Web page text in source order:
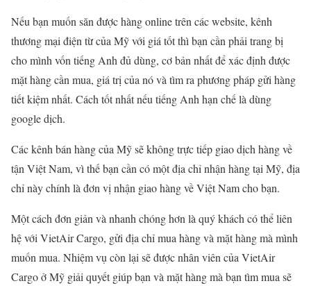
Nếu bạn muốn săn được hàng online trên các website, kênh
thương mại điện từ của Mỹ với giá tốt thì bạn cần phải trang bị
cho mình vốn tiếng Anh đủ dùng, cơ bản nhất để xác định được
mặt hàng cần mua, giá trị của nó và tìm ra phương pháp gửi hàng
tiết kiệm nhất. Cách tốt nhất nếu tiếng Anh hạn chế là dùng
google dịch.
Các kênh bán hàng của Mỹ sẽ không trực tiếp giao dịch hàng về
tận Việt Nam, vì thế bạn cần có một địa chỉ nhận hàng tại Mỹ, địa
chỉ này chính là đơn vị nhận giao hàng về Việt Nam cho bạn.
Một cách đơn giản và nhanh chóng hơn là quý khách có thể liên
hệ với VietAir Cargo, gửi địa chỉ mua hàng và mặt hàng mà mình
muốn mua. Nhiệm vụ còn lại sẽ được nhân viên của VietAir
Cargo ở Mỹ giải quyết giúp bạn và mặt hàng mà bạn tìm mua sẽ